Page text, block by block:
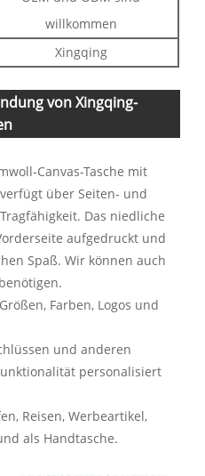
willkommen
Xingqing
von Xingqing-
Canvas-Tasche mit
über Seiten- und
Das niedliche
aufgedruckt und
Spaß. Wir können auch
Farben, Logos und
und anderen
personalisiert
Reisen, Werbeartikel,
als Handtasche.